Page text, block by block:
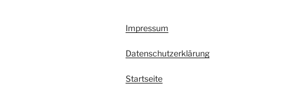
Impressum
Datenschutzerklärung
Startseite